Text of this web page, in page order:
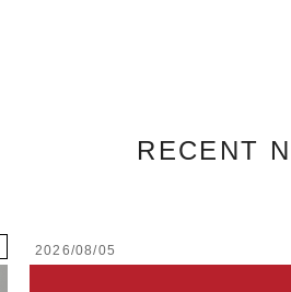
RECENT
2026/08/05